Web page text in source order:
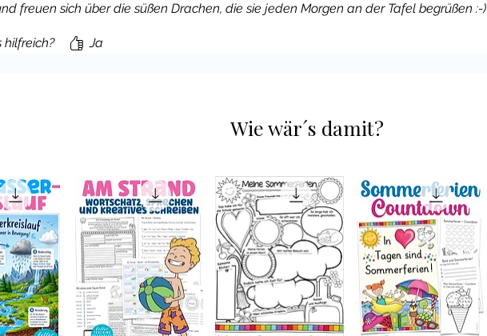
freuen sich über die süßen Drachen, die sie jeden Morgen an der Tafel begrüßen :-)
hilfreich? Ja
Wie wär´s damit?